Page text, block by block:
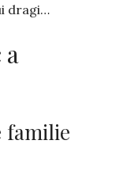
dragi…
a
familie